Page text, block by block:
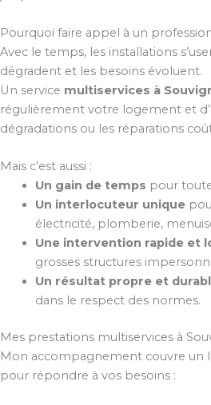
Pourquoi faire appel à un
Avec le temps, les installations
dégradent et les besoins évoluent.
Un service multiservices à
régulièrement votre logement et
dégradations ou les réparations
Mais c’est aussi :
Un gain de temps pour
Un interlocuteur unique
électricité, plomberie,
Une intervention rapide et
grosses structures
Un résultat propre et
dans le respect des normes.
Mes prestations multiservices à
Mon accompagnement couvre un
pour répondre à vos besoins :